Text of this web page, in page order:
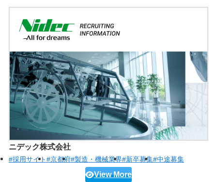
ニデック株式会社
#採用サイト#京都府#製造・機械業界#新卒募集#中途募集
View More